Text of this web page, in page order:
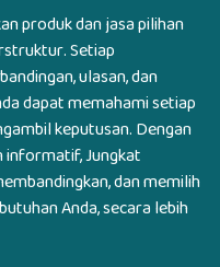
produk dan jasa pilihan
Setiap
ulasan, dan
dapat memahami setiap
keputusan. Dengan
informatif, Jungkat
dan memilih
Anda, secara lebih